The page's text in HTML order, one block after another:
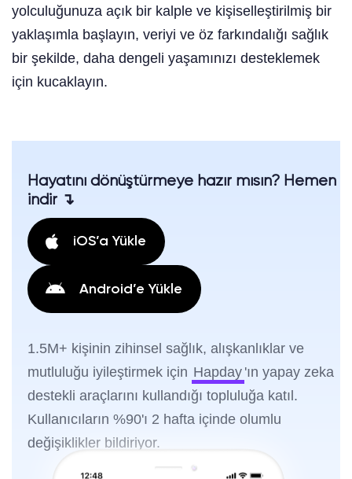
yolculuğunuza açık bir kalple ve kişiselleştirilmiş bir
yaklaşımla başlayın, veriyi ve öz farkındalığı sağlık
bir şekilde, daha dengeli yaşamınızı desteklemek
için kucaklayın.
Hayatını dönüştürmeye hazır mısın? Hemen
indir ↴
iOS’a Yükle
Android’e Yükle
1.5M+ kişinin zihinsel sağlık, alışkanlıklar ve
mutluluğu iyileştirmek için Hapday 'ın yapay zeka
destekli araçlarını kullandığı topluluğa katıl.
Kullanıcıların %90'ı 2 hafta içinde olumlu
değişiklikler bildiriyor.